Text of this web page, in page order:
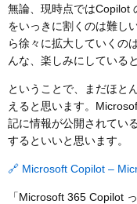
無論、現時点ではCopilot
をいっきに割くのは難し
ら徐々に拡大していくの
んな、楽しみにしている
ということで、まだほと
えると思います。
記に情報が公開されてい
するといいと思います。
🔗 Microsoft Copilot –
「Microsoft 365 Copilot